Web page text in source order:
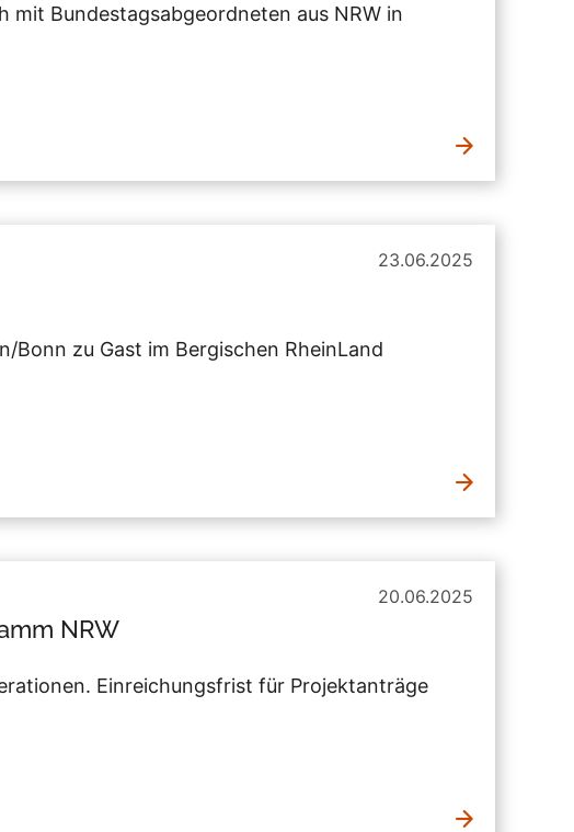
mit Bundestagsabgeordneten aus NRW in
23.06.2025
Bonn zu Gast im Bergischen RheinLand
20.06.2025
NRW
Einreichungsfrist für Projektanträge